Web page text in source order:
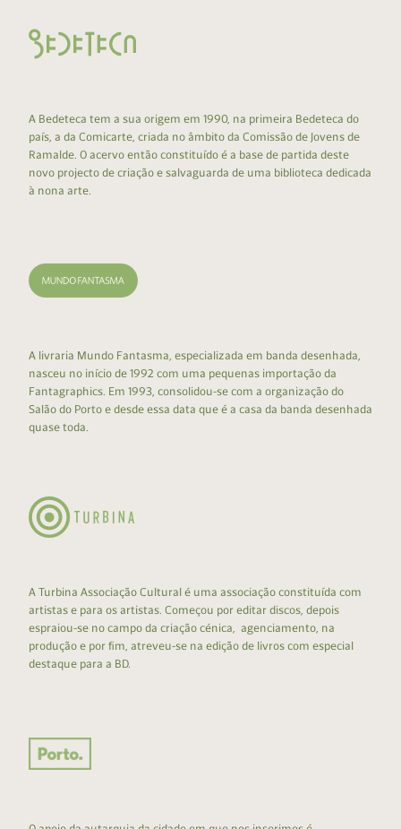
A Bedeteca tem a sua origem em 1990, na primeira Bedeteca do
país, a da Comicarte, criada no âmbito da Comissão de Jovens de
Ramalde. O acervo então constituído é a base de partida deste
novo projecto de criação e salvaguarda de uma biblioteca dedicada
à nona arte.
A livraria Mundo Fantasma, especializada em banda desenhada,
nasceu no início de 1992 com uma pequenas importação da
Fantagraphics. Em 1993, consolidou-se com a organização do
Salão do Porto e desde essa data que é a casa da banda desenhada
quase toda.
A Turbina Associação Cultural é uma associação constituída com
artistas e para os artistas. Começou por editar discos, depois
espraiou-se no campo da criação cénica, agenciamento, na
produção e por fim, atreveu-se na edição de livros com especial
destaque para a BD.